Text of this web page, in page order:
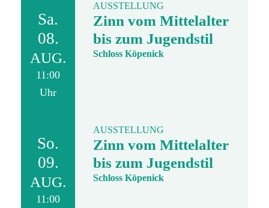
Sa.
08.
AUG.
11:00
Uhr
AUSSTELLUNG
Zinn vom Mittelalter
bis zum Jugendstil
Schloss Köpenick
So.
09.
AUG.
11:00
AUSSTELLUNG
Zinn vom Mittelalter
bis zum Jugendstil
Schloss Köpenick